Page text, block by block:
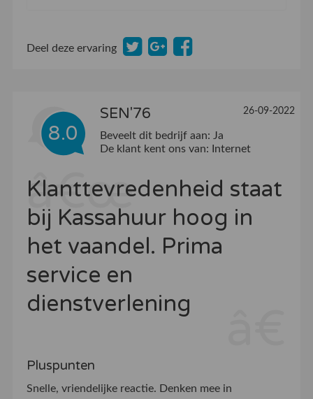
Deel deze ervaring
8.0
SEN'76 26-09-2022
Beveelt dit bedrijf aan: Ja
De klant kent ons van:
Internet
Klanttevredenheid staat
bij Kassahuur hoog in
het vaandel. Prima
service en
dienstverlening
Pluspunten
Snelle, vriendelijke reactie. Denken mee in